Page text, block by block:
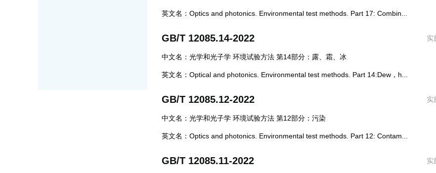
英文名：Optics and photonics. Environmental test methods. Part 17: Combin...
GB/T 12085.14-2022 实
中文名：光学和光子学 环境试验方法 第14部分：露、霜、冰
英文名：Optical and photonics. Environmental test methods. Part 14:Dew，h...
GB/T 12085.12-2022 实
中文名：光学和光子学 环境试验方法 第12部分：污染
英文名：Optics and photonics. Environmental test methods. Part 12: Contam...
GB/T 12085.11-2022 实